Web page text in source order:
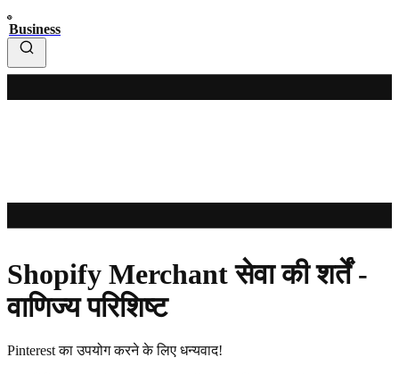
Business
Shopify Merchant सेवा की शर्तें -
वाणिज्य परिशिष्ट
Pinterest का उपयोग करने के लिए धन्यवाद!